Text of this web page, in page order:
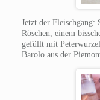
Jetzt der
Röschen, einem
gefüllt mit
Barolo aus der